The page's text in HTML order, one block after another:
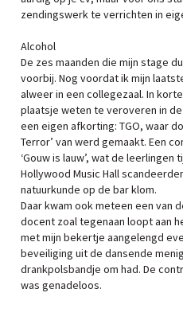
zendingswerk te verrichten in
Alcohol
De zes maanden die mijn stage
voorbij. Nog voordat ik mijn
alweer in een collegezaal. In
plaatsje weten te veroveren in
een eigen afkorting: TGO, waar
Terror’ van werd gemaakt. Een
‘Gouw is lauw’, wat de
Hollywood Music Hall
natuurkunde op de bar klom.
Daar kwam ook meteen een van
docent zoal tegenaan loopt aan
met mijn bekertje aangelengd
beveiliging uit de dansende
drankpolsbandje om had. De
was genadeloos.